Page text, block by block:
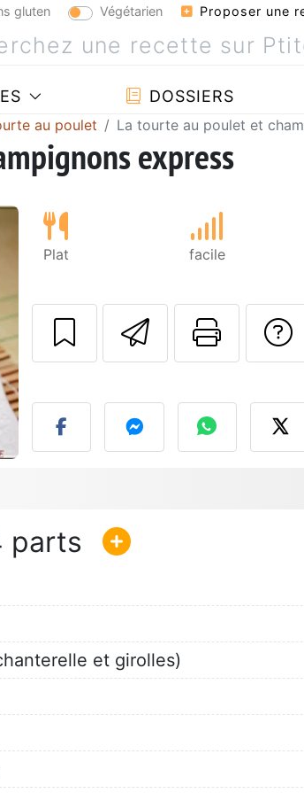
gluten Végétarien Proposer une
DOSSIERS
au poulet La tourte au poulet et
express
Plat facile
Envoyer
et girolles)